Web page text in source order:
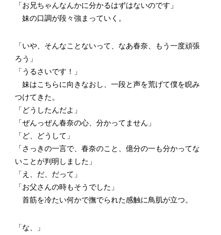
「お兄ちゃんなんかに分かるはずはないのです」
妹の口調が段々強まっていく。
「いや、そんなことないって、なあ春奈、もう一度頑張
ろう」
「うるさいです！」
妹はこちらに向きなおし、一段と声を荒げて僕を睨み
つけてきた。
「どうしたんだよ」
「ぜんっぜん春奈の心、分かってません」
「ど、どうして」
「さっきの一言で、春奈のこと、億分の一も分かってな
いことが判明しました」
「え、だ、だって」
「お父さんの時もそうでした」
首筋を冷たい何かで撫でられた感触に鳥肌が立つ。
「な、」